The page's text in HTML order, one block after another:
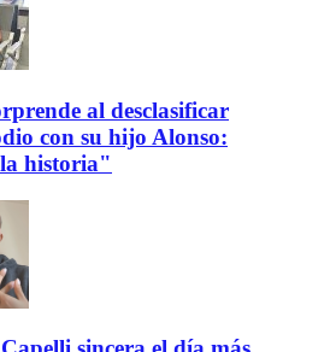
al desclasificar
con su hijo Alonso:
historia"